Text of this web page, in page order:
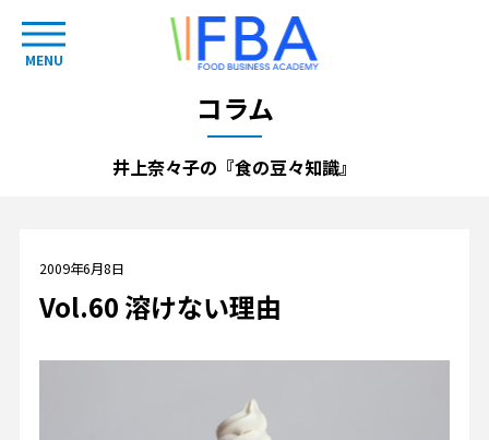
MENU
コラム
井上奈々子の『食の豆々知識』
2009年6月8日
Vol.60 溶けない理由